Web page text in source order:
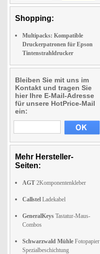
Shopping:
Multipacks: Kompatible
Druckerpatronen für Epson
Tintenstrahldrucker
Bleiben Sie mit uns im
Kontakt und tragen Sie
hier Ihre E-Mail-Adresse
für unsere HotPrice-Mail
ein:
Mehr Hersteller-
Seiten:
AGT 2Komponentenkleber
Callstel Ladekabel
GeneralKeys Tastatur-Maus-
Combos
Schwarzwald Mühle Fotopapier
Spezialbeschichtung